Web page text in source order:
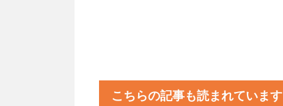
こちらの記事も読まれています